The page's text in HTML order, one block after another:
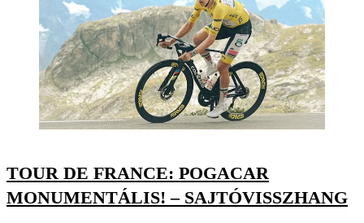
TOUR DE FRANCE: POGACAR
MONUMENTÁLIS! – SAJTÓVISSZHANG